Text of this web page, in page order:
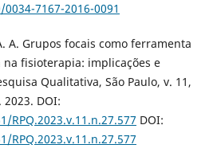
7167-2016-0091
A. Grupos focais como ferramenta
fisioterapia: implicações e
Qualitativa, São Paulo, v. 11,
2023. DOI:
DOI: